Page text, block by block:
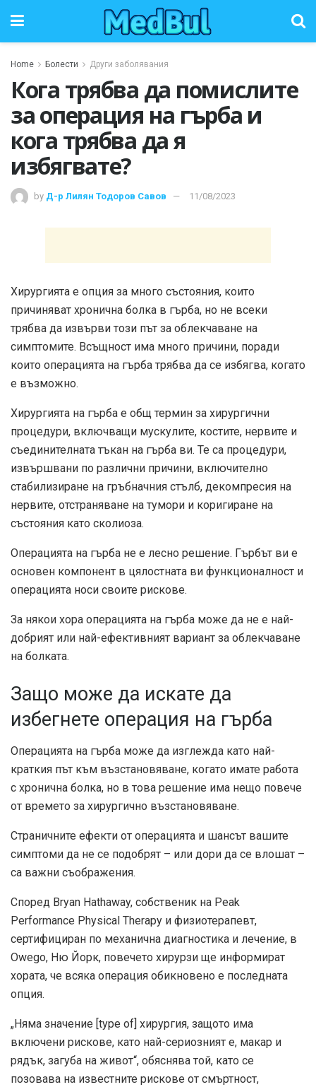
Home Болести Други заболявания
Кога трябва да помислите
за операция на гърба и
кога трябва да я
избягвате?
by Д-р Лилян Тодоров Савов 11/08/2023
Хирургията е опция за много състояния, които
причиняват хронична болка в гърба, но не всеки
трябва да извърви този път за облекчаване на
симптомите. Всъщност има много причини, поради
които операцията на гърба трябва да се избягва, когато
е възможно.
Хирургията на гърба е общ термин за хирургични
процедури, включващи мускулите, костите, нервите и
съединителната тъкан на гърба ви. Те са процедури,
извършвани по различни причини, включително
стабилизиране на гръбначния стълб, декомпресия на
нервите, отстраняване на тумори и коригиране на
състояния като сколиоза.
Операцията на гърба не е лесно решение. Гърбът ви е
основен компонент в цялостната ви функционалност и
операцията носи своите рискове.
За някои хора операцията на гърба може да не е най-
добрият или най-ефективният вариант за облекчаване
на болката.
Защо може да искате да
избегнете операция на гърба
Операцията на гърба може да изглежда като най-
краткия път към възстановяване, когато имате работа
с хронична болка, но в това решение има нещо повече
от времето за хирургично възстановяване.
Страничните ефекти от операцията и шансът вашите
симптоми да не се подобрят – или дори да се влошат –
са важни съображения.
Според Bryan Hathaway, собственик на Peak
Performance Physical Therapy и физиотерапевт,
сертифициран по механична диагностика и лечение, в
Owego, Ню Йорк, повечето хирурзи ще информират
хората, че всяка операция обикновено е последната
опция.
„Няма значение [type of] хирургия, защото има
включени рискове, като най-сериозният е, макар и
рядък, загуба на живот“, обяснява той, като се
позовава на известните рискове от смъртност,